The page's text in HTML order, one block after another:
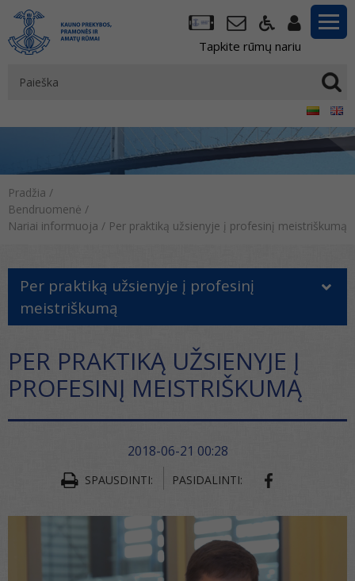
Tapkite rūmų nariu
Pradžia /
Bendruomenė /
Nariai informuoja / Per praktiką užsienyje į profesinį meistriškumą
Per praktiką užsienyje į profesinį
meistriškumą
PER PRAKTIKĄ UŽSIENYJE Į
PROFESINĮ MEISTRIŠKUMĄ
2018-06-21 00:28
SPAUSDINTI: PASIDALINTI: